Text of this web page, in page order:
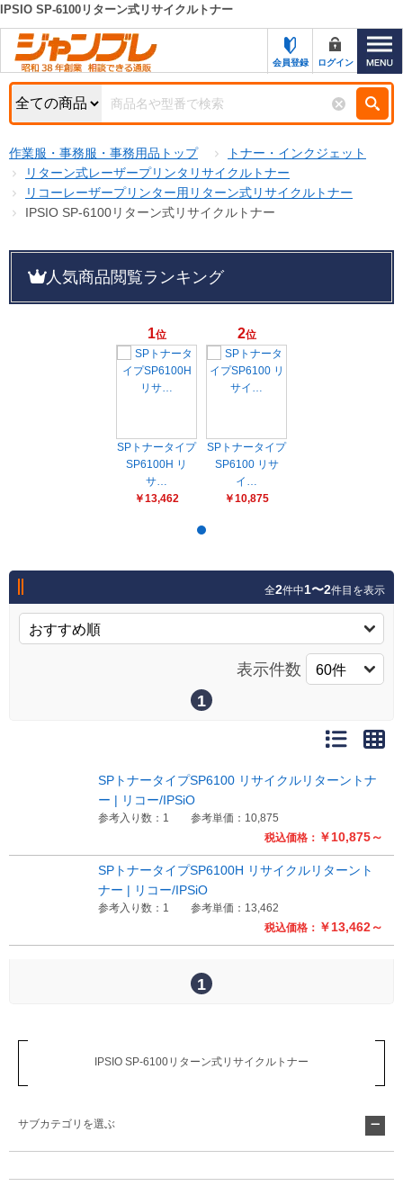
カテゴリー一覧
お知らせ
特集・キャンペーン一覧
初めての方へ
お問い合わせ
FAX注文用紙の印刷
新規登録キャンペーン
メーカーカタログ一覧
デジタルカタログ
クイックオーダー
ログアウト
キーワード検索
検索条件
商品カテゴリから選ぶ
キャンペーン
おすすめ
販売価格(税抜き)で絞る
円から
IPSIO SP-6100リターン式リサイクルトナー
会員登録 ログイン
作業服・事務服・事務用品トップ
トナー・インクジェット
リターン式レーザープリンタリサイクルトナー
リコーレーザープリンター用リターン式リサイクルトナー
IPSIO SP-6100リターン式リサイクルトナー
人気商品閲覧ランキング
1位
SPトナータイプ
SP6100H リ
サ…
￥13,462
2位
SPトナータイプ
SP6100 リサ
イ…
￥10,875
全2件中1〜2件目を表示
表示件数
1
税込価格： ￥10,875～
SPトナータイプSP6100 リサイクルリターントナ
ー | リコー/IPSiO
参考入り数：1 参考単価：10,875
税込価格： ￥13,462～
SPトナータイプSP6100H リサイクルリターント
ナー | リコー/IPSiO
参考入り数：1 参考単価：13,462
1
IPSIO SP-6100リターン式リサイクルトナー
サブカテゴリを選ぶ